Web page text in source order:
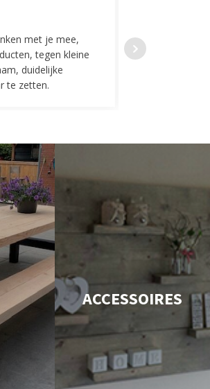
met je mee,
tegen kleine
duidelijke
te zetten.
Top geregeld!
indelingen die
ACCESSOIRES